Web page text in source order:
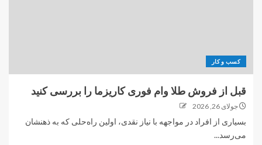
کسب و کار
قبل از فروش طلا وام فوری کاریزما را بررسی کنید
جولای 26, 2026
بسیاری از افراد در مواجهه با نیاز نقدی، اولین راه‌حلی که به ذهنشان
می‌رسد...